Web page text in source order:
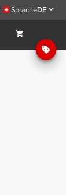
SpracheDE